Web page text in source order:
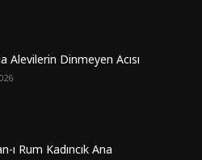
Alevilerin Dinmeyen Acısı
ı Rum Kadıncık Ana